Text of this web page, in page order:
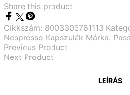
Share this product
Cikkszám: 8003303761113
Nespresso Kapszulák Márka:
Previous Product
Next Product
LEÍRÁS